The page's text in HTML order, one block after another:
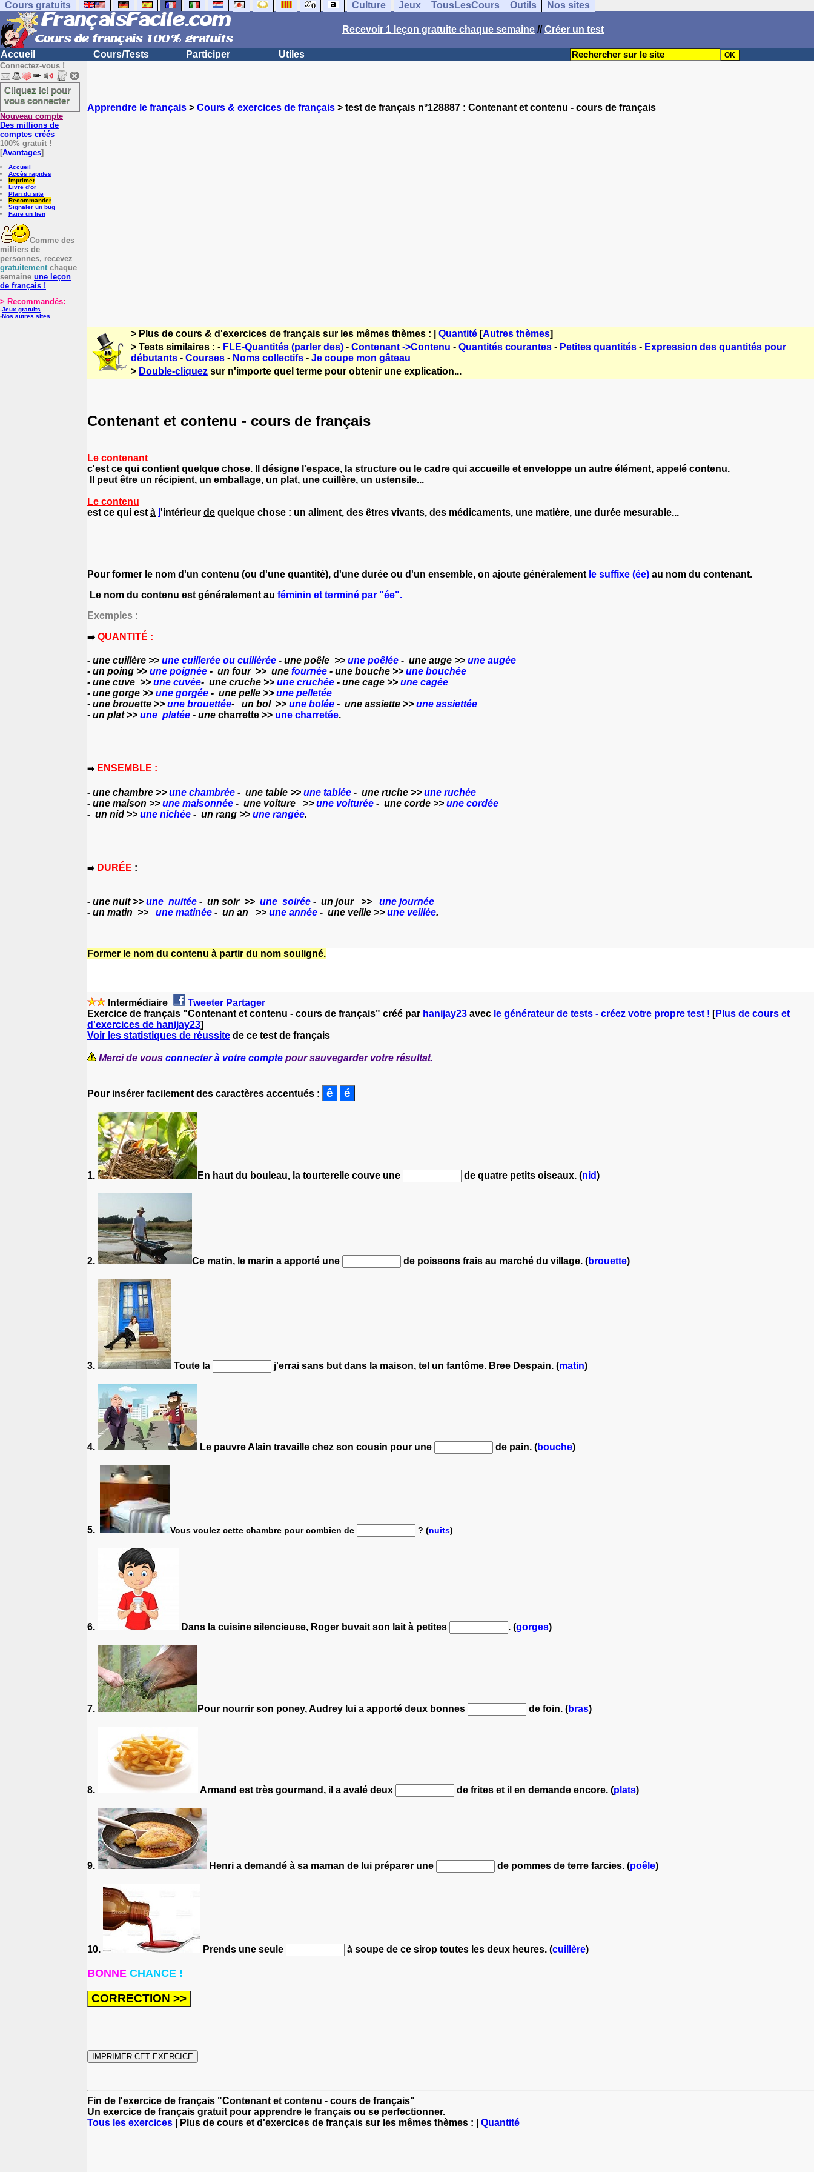
Cours gratuits Culture Jeux TousLesCours Outils Nos sites
Recevoir 1 leçon gratuite chaque semaine //Créer un test
Accueil Cours/Tests Participer Utiles
Connectez-vous !
Cliquez ici pour
vous connecter
Nouveau compte
Des millions de
comptes créés
100% gratuit !
[Avantages]
Accueil
Accès rapides
Imprimer
Livre d'or
Plan du site
Recommander
Signaler un bug
Faire un lien
Comme des
milliers de
personnes, recevez
gratuitementchaque
semaine une leçon
de français !
> Recommandés:
-Jeux gratuits
-Nos autres sites
Apprendre le français > Cours & exercices de français > test de français n°128887 : Contenant et contenu - cours de français
> Plus de cours & d'exercices de français sur les mêmes thèmes : | Quantité [Autres thèmes]
> Tests similaires : - FLE-Quantités (parler des) - Contenant ->Contenu - Quantités courantes - Petites quantités - Expression des quantités pour
débutants - Courses - Noms collectifs - Je coupe mon gâteau
> Double-cliquez sur n'importe quel terme pour obtenir une explication...
Contenant et contenu - cours de français
Le contenant
c'est ce qui contient quelque chose. Il désigne l'espace, la structure ou le cadre qui accueille et enveloppe un autre élément, appelé contenu.
Il peut être un récipient, un emballage, un plat, une cuillère, un ustensile...
Le contenu
est ce qui est à 'intérieur de quelque chose : un aliment, des êtres vivants, des médicaments, une matière, une durée mesurable...
Pour former le nom d'un contenu (ou d'une quantité), d'une durée ou d'un ensemble, on ajoute généralement le suffixe (ée) au nom du contenant.
Le nom du contenu est généralement au féminin et terminé par "ée".
Exemples :
➡️ QUANTITÉ :
- une cuillère >> une cuillerée ou cuillérée - une poêle >> une poêlée - une auge >> une augée
- un poing >> une poignée - un four >> une fournée - une bouche >> une bouchée
- une cuve >> une cuvée- une cruche >> une cruchée - une cage >> une cagée
- une gorge >> une gorgée - une pelle >> une pelletée
- une brouette >> une brouettée- un bol >> une bolée - une assiette >> une assiettée
- un plat >> une platée - une charrette >> une charretée.
➡️ ENSEMBLE :
- une chambre >> une chambrée - une table >> une tablée - une ruche >> une ruchée
- une maison >> une maisonnée - une voiture >> une voiturée - une corde >> une cordée
- un nid >> une nichée - un rang >> une rangée.
➡️ DUR É E :
- une nuit >> une nuitée - un soir >> une soirée - un jour >> une journée
- un matin >> une matinée - un an >> une année - une veille >> une veillée.
Former le nom du contenu à partir du nom souligné.
Intermédiaire Tweeter Partager
Exercice de français "Contenant et contenu - cours de français" créé par hanijay23 avec le générateur de tests - créez votre propre test ! [Plus de cours et
d'exercices de hanijay23]
Voir les statistiques de réussite de ce test de français
Merci de vous connecter à votre compte pour sauvegarder votre résultat.
Pour insérer facilement des caractères accentués :
1. En haut du bouleau, la tourterelle couve une de quatre petits oiseaux. (nid)
2. Ce matin, le marin a apporté une de poissons frais au marché du village. (brouette)
3. Toute la j'errai sans but dans la maison, tel un fantôme. Bree Despain. (matin)
4. Le pauvre Alain travaille chez son cousin pour une de pain. (bouche)
5. Vous voulez cette chambre pour combien de ? (nuits)
6. Dans la cuisine silencieuse, Roger buvait son lait à petites . (gorges)
7. Pour nourrir son poney, Audrey lui a apporté deux bonnes de foin. (bras)
8. Armand est très gourmand, il a avalé deux de frites et il en demande encore. (plats)
9. Henri a demandé à sa maman de lui préparer une de pommes de terre farcies. (poêle)
10. Prends une seule à soupe de ce sirop toutes les deux heures. (cuillère)
BONNE CHANCE !
Fin de l'exercice de français "Contenant et contenu - cours de français"
Un exercice de français gratuit pour apprendre le français ou se perfectionner.
Tous les exercices | Plus de cours et d'exercices de français sur les mêmes thèmes : | Quantité